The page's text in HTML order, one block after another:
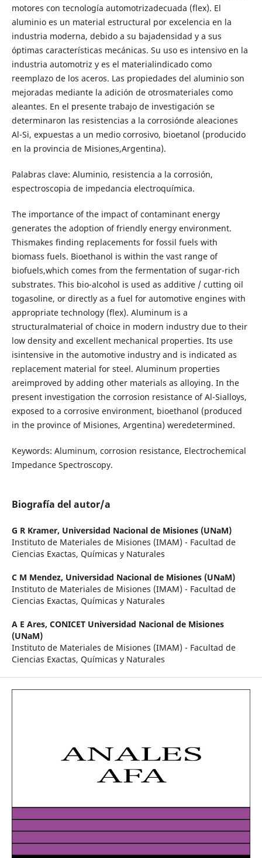
motores con tecnología automotrizadecuada (flex). El
aluminio es un material estructural por excelencia en la
industria moderna, debido a su bajadensidad y a sus
óptimas características mecánicas. Su uso es intensivo en la
industria automotriz y es el materialindicado como
reemplazo de los aceros. Las propiedades del aluminio son
mejoradas mediante la adición de otrosmateriales como
aleantes. En el presente trabajo de investigación se
determinaron las resistencias a la corrosiónde aleaciones
Al-Si, expuestas a un medio corrosivo, bioetanol (producido
en la provincia de Misiones,Argentina).
Palabras clave: Aluminio, resistencia a la corrosión,
espectroscopia de impedancia electroquímica.
The importance of the impact of contaminant energy
generates the adoption of friendly energy environment.
Thismakes finding replacements for fossil fuels with
biomass fuels. Bioethanol is within the vast range of
biofuels,which comes from the fermentation of sugar-rich
substrates. This bio-alcohol is used as additive / cutting oil
togasoline, or directly as a fuel for automotive engines with
appropriate technology (flex). Aluminum is a
structuralmaterial of choice in modern industry due to their
low density and excellent mechanical properties. Its use
isintensive in the automotive industry and is indicated as
replacement material for steel. Aluminum properties
areimproved by adding other materials as alloying. In the
present investigation the corrosion resistance of Al-Sialloys,
exposed to a corrosive environment, bioethanol (produced
in the province of Misiones, Argentina) weredetermined.
Keywords: Aluminum, corrosion resistance, Electrochemical
Impedance Spectroscopy.
Biografía del autor/a
G R Kramer, Universidad Nacional de Misiones (UNaM)
Instituto de Materiales de Misiones (IMAM) - Facultad de
Ciencias Exactas, Químicas y Naturales
C M Mendez, Universidad Nacional de Misiones (UNaM)
Instituto de Materiales de Misiones (IMAM) - Facultad de
Ciencias Exactas, Químicas y Naturales
A E Ares, CONICET Universidad Nacional de Misiones
(UNaM)
Instituto de Materiales de Misiones (IMAM) - Facultad de
Ciencias Exactas, Químicas y Naturales